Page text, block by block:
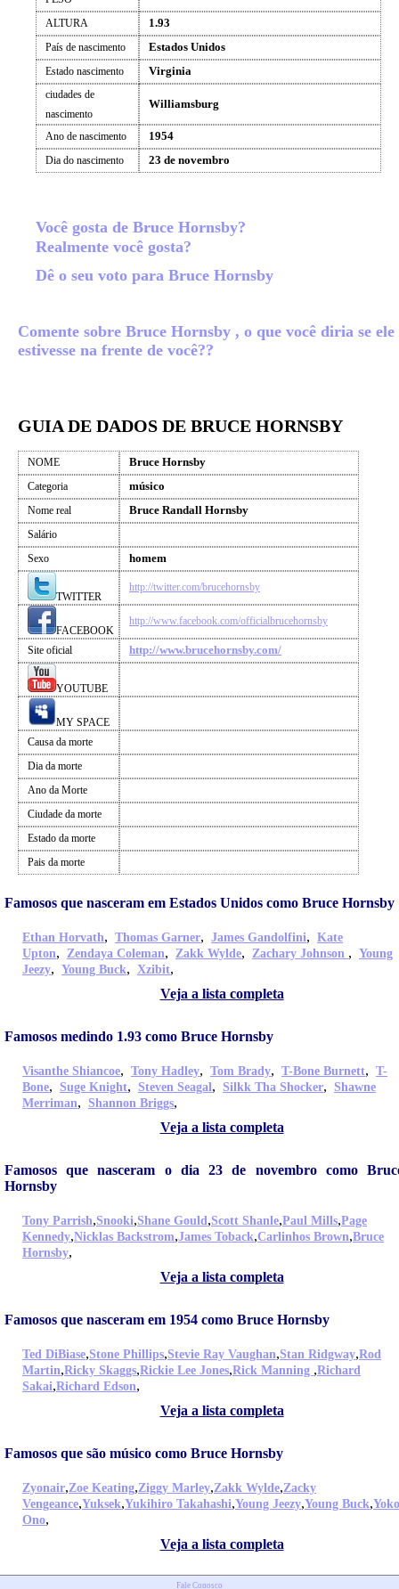
ALTURA
1.93
País de nascimento Estados Unidos
Estado nascimento Virginia
ciudades de
nascimento
Williamsburg
Ano de nascimento 1954
Dia do nascimento 23 de novembro
Você gosta de Bruce Hornsby?
Realmente você gosta?
Dê o seu voto para Bruce Hornsby
Comente sobre Bruce Hornsby , o que você diria se ele
estivesse na frente de você??
GUIA DE DADOS DE BRUCE HORNSBY
NOME Bruce Hornsby
Categoria músico
Nome real Bruce Randall Hornsby
Salário
Sexo
homem
TWITTER
http://twitter.com/brucehornsby
FACEBOOK
http://www.facebook.com/officialbrucehornsby
Site oficial http://www.brucehornsby.com/
YOUTUBE
MY SPACE
Causa da morte
Dia da morte
Ano da Morte
Ciudade da morte
Estado da morte
Pais da morte
Famosos que nasceram em Estados Unidos como Bruce Hornsby
Ethan Horvath, Thomas Garner, James Gandolfini, Kate
Upton, Zendaya Coleman, Zakk Wylde, Zachary Johnson , Young
Jeezy, Young Buck, Xzibit,
Veja a lista completa
Famosos medindo 1.93 como Bruce Hornsby
Visanthe Shiancoe, Tony Hadley, Tom Brady, T-Bone Burnett, T-
Bone, Suge Knight, Steven Seagal, Silkk Tha Shocker, Shawne
Merriman, Shannon Briggs,
Veja a lista completa
Famosos que nasceram o dia 23 de novembro como
Hornsby
Tony Parrish,Snooki,Shane Gould,Scott Shanle,Paul Mills,Page
Kennedy,Nicklas Backstrom,James Toback,Carlinhos Brown,Bruce
Hornsby,
Veja a lista completa
Famosos que nasceram em 1954 como Bruce Hornsby
Ted DiBiase,Stone Phillips,Stevie Ray Vaughan,Stan Ridgway,Rod
Martin,Ricky Skaggs,Rickie Lee Jones,Rick Manning ,Richard
Sakai,Richard Edson,
Veja a lista completa
Famosos que são músico como Bruce Hornsby
Zyonair,Zoe Keating,Ziggy Marley,Zakk Wylde,Zacky
Vengeance,Yuksek,Yukihiro Takahashi,Young Jeezy,Young Buck,Yoko
Ono,
Veja a lista completa
Fale Conosco